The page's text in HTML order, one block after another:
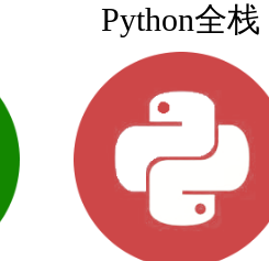
Python全栈